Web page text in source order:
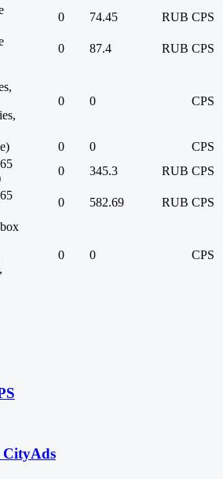
0 74.45 RUB CPS
0 87.4 RUB CPS
0 0 CPS
0 0
CPS
0 345.3 RUB CPS
0 582.69 RUB CPS
0 0 CPS